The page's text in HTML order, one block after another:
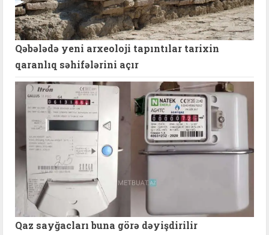
Qəbələdə yeni arxeoloji tapıntılar tarixin
qaranlıq səhifələrini açır
Qaz sayğacları buna görə dəyişdirilir